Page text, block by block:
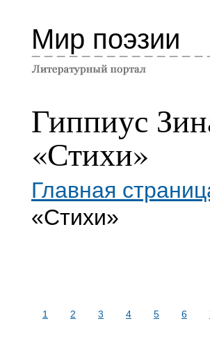
Мир поэзии
Гиппиус
«Стихи»
Главная
«Стихи»
1 2 3 4 5 6